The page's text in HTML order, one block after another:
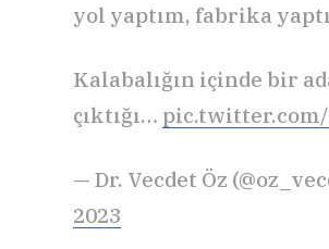
yol yaptım, fabrika
Kalabalığın içinde bir
çıktığı… pic.twitter.com/
— Dr. Vecdet Öz
2023